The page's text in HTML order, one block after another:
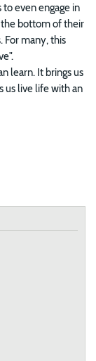
even engage in
bottom of their
For many, this
learn. It brings us
us live life with an